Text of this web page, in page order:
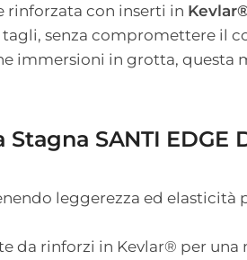
rinforzata con inserti in
senza compromettere il
immersioni in grotta, questa
SANTI EDGE
leggerezza ed
da rinforzi in Kevlar® per